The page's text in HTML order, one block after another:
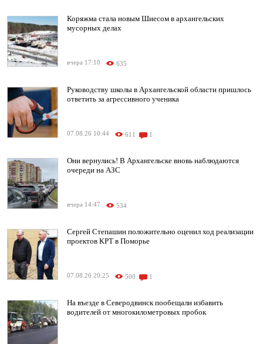
Коряжма стала новым Шиесом в архангельских
мусорных делах
вчера 17:10 635
Руководству школы в Архангельской области пришлось
ответить за агрессивного ученика
07.08.26 10:44 611 1
Они вернулись! В Архангельске вновь наблюдаются
очереди на АЗС
вчера 14:47 534
Сергей Степашин положительно оценил ход реализации
проектов КРТ в Поморье
07.08.26 20:25 500 1
На въезде в Северодвинск пообещали избавить
водителей от многокилометровых пробок